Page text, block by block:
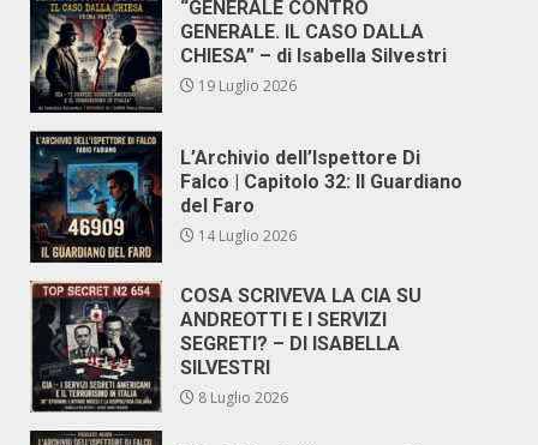
“GENERALE CONTRO
GENERALE. IL CASO DALLA
CHIESA” – di Isabella Silvestri
19 Luglio 2026
L’Archivio dell’Ispettore Di
Falco | Capitolo 32: Il Guardiano
del Faro
14 Luglio 2026
COSA SCRIVEVA LA CIA SU
ANDREOTTI E I SERVIZI
SEGRETI? – DI ISABELLA
SILVESTRI
8 Luglio 2026